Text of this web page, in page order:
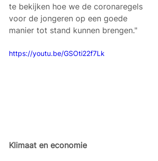
te bekijken hoe we de coronaregels
voor de jongeren op een goede
manier tot stand kunnen brengen."
https://youtu.be/GSOti22f7Lk
Klimaat en economie